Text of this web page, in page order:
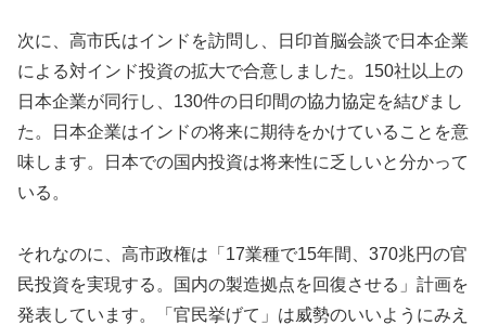
次に、高市氏はインドを訪問し、日印首脳会談で日本企業
による対インド投資の拡大で合意しました。150社以上の
日本企業が同行し、130件の日印間の協力協定を結びまし
た。日本企業はインドの将来に期待をかけていることを意
味します。日本での国内投資は将来性に乏しいと分かって
いる。
それなのに、高市政権は「17業種で15年間、370兆円の官
民投資を実現する。国内の製造拠点を回復させる」計画を
発表しています。「官民挙げて」は威勢のいいようにみえ